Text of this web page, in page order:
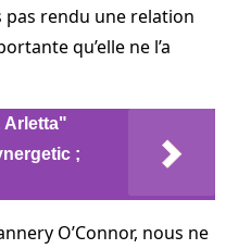
pas rendu une relation
qu’elle ne l’a
Arletta"
;
O’Connor, nous ne